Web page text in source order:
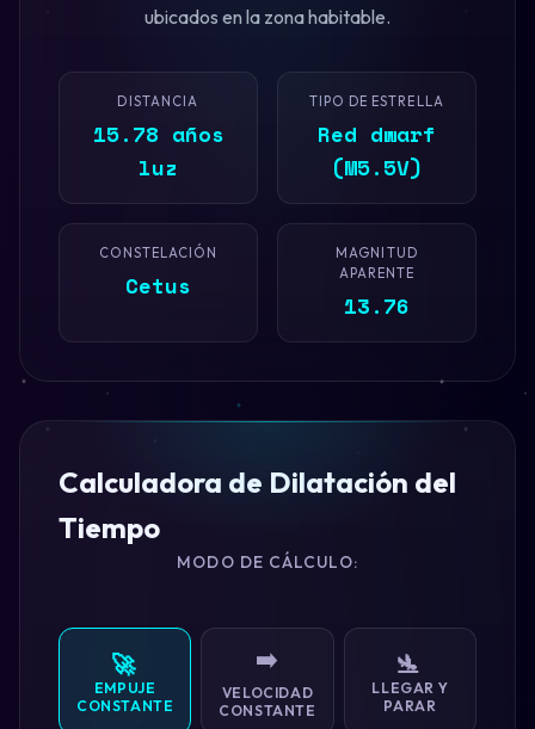
ubicados en la zona habitable.
DISTANCIA
15.78 años
luz
TIPO DE ESTRELLA
Red dwarf
(M5.5V)
CONSTELACIÓN
Cetus
MAGNITUD
APARENTE
13.76
Calculadora de Dilatación del
Tiempo
MODO DE CÁLCULO:
🚀
EMPUJE
CONSTANTE
➡️
VELOCIDAD
CONSTANTE
🛬
LLEGAR Y
PARAR